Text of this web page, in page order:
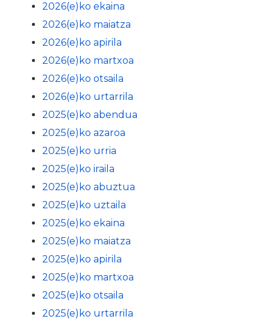
2026(e)ko ekaina
2026(e)ko maiatza
2026(e)ko apirila
2026(e)ko martxoa
2026(e)ko otsaila
2026(e)ko urtarrila
2025(e)ko abendua
2025(e)ko azaroa
2025(e)ko urria
2025(e)ko iraila
2025(e)ko abuztua
2025(e)ko uztaila
2025(e)ko ekaina
2025(e)ko maiatza
2025(e)ko apirila
2025(e)ko martxoa
2025(e)ko otsaila
2025(e)ko urtarrila